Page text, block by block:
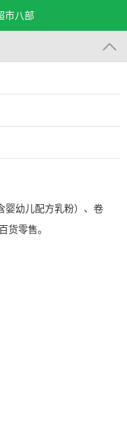
市八部
婴幼儿配方乳粉）、卷
货零售。